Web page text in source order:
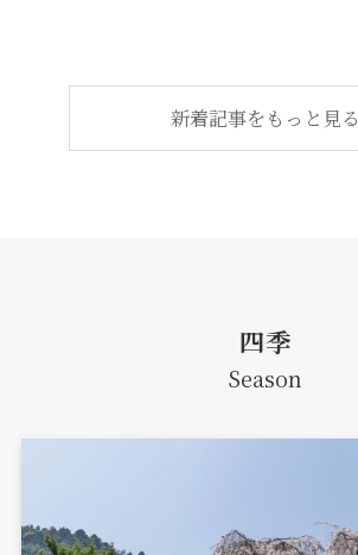
新着記事をもっと見る
四季
Season